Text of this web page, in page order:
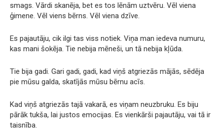
smags. Vārdi skanēja, bet es tos lēnām uztvēru. Vēl viena
ģimene. Vēl viens bērns. Vēl viena dzīve.
Es pajautāju, cik ilgi tas viss notiek. Viņa man iedeva numuru,
kas mani šokēja. Tie nebija mēneši, un tā nebija kļūda.
Tie bija gadi. Gari gadi, gadi, kad viņš atgriezās mājās, sēdēja
pie mūsu galda, skatījās mūsu bērnu acīs.
Kad viņš atgriezās tajā vakarā, es viņam neuzbruku. Es biju
pārāk tukša, lai justos emocijas. Es vienkārši pajautāju, vai tā ir
taisnība.